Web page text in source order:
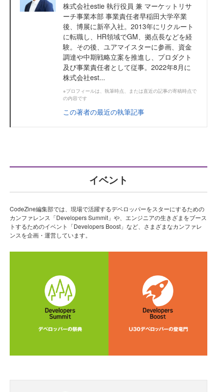
株式会社estie 執行役員 兼 マーケットリサ
ーチ事業本部 事業責任者早稲田大学卒業
後、博展に新卒入社。2013年にリクルート
に転職し、HR領域でGM、拠点長などを経
験。その後、ユアマイスターに参画、資金
調達や中期戦略立案を推進し、プロダクト
及び事業責任者として従事。2022年8月に
株式会社est...
※プロフィールは、執筆時点、または直近の記事の寄稿時点で
の内容です
この著者の最近の執筆記事
イベント
CodeZine編集部では、現場で活躍するデベロッパーをスターにするための
カンファレンス「Developers Summit」や、エンジニアの生きざまをブース
トするためのイベント「Developers Boost」など、さまざまなカンファレ
ンスを企画・運営しています。